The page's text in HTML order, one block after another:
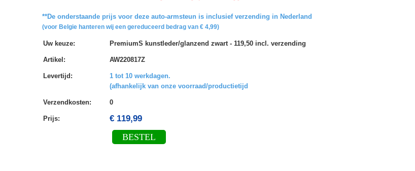
**De onderstaande prijs voor deze auto-armsteun is inclusief verzending in Nederland
(voor Belgie hanteren wij een gereduceerd bedrag van € 4,99)
Uw keuze: PremiumS kunstleder/glanzend zwart - 119,50 incl. verzending
Artikel : AW220817Z
Levertijd :
1 tot 10 werkdagen.
(afhankelijk van onze voorraad/productietijd
Verzendkosten: 0
Prijs: € 119,99
BESTEL